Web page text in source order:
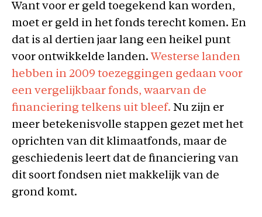
Want voor er geld toegekend kan worden,
moet er geld in het fonds terecht komen. En
dat is al dertien jaar lang een heikel punt
voor ontwikkelde landen. Westerse landen
hebben in 2009 toezeggingen gedaan voor
een vergelijkbaar fonds, waarvan de
financiering telkens uit bleef. Nu zijn er
meer betekenisvolle stappen gezet met het
oprichten van dit klimaatfonds, maar de
geschiedenis leert dat de financiering van
dit soort fondsen niet makkelijk van de
grond komt.